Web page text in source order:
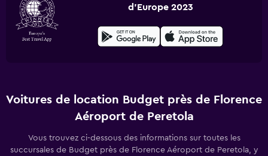
d'Europe 2023
Voitures de location Budget près de Florence
Aéroport de Peretola
Vous trouvez ci-dessous des informations sur toutes les
succursales de Budget près de Florence Aéroport de Peretola, y